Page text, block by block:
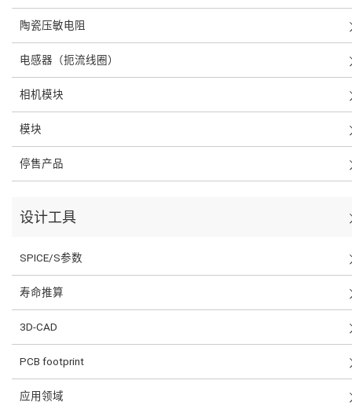
陶瓷压敏电阻
电感器（扼流线圈）
相机模块
模块
停售产品
设计工具
SPICE/S参数
寿命推算
3D-CAD
PCB footprint
应用领域